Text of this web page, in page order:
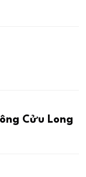
Cửu Long